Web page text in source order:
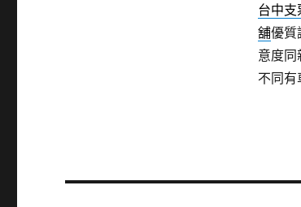
台中支
舖優質
意度同
不同有